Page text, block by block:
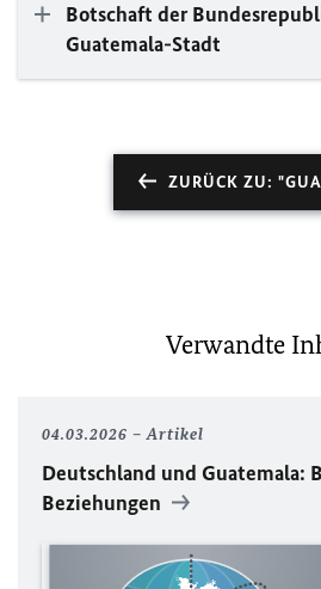
Botschaft der
Guatemala-Stadt
ZURÜCK ZU:
Verwandte
04.03.2026 Artikel
Deutschland und Guatemala:
Beziehungen